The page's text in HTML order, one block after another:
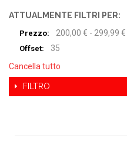
ATTUALMENTE FILTRI PER:
Prezzo: 200,00 € - 299,99 €
Offset:
35
Cancella tutto
FILTRO